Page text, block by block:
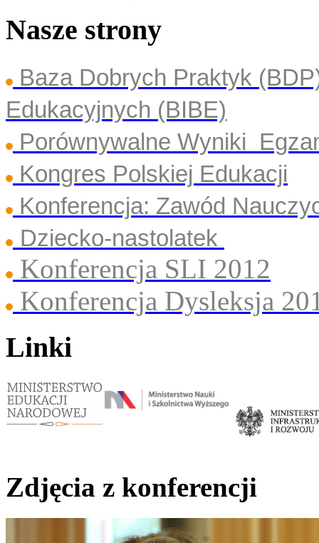
Nasze strony
Baza Dobrych Praktyk
Edukacyjnych (BIBE)
Porównywalne Wyniki
Kongres Polskiej Edukacji
Konferencja: Zawód
Dziecko-nastolatek
Konferencja SLI 2012
Konferencja Dysleksja
Linki
Zdjęcia z konferencji